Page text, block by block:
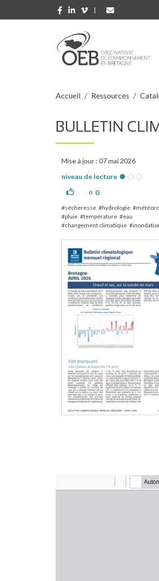
Aller au contenu principal
Fil d'Ariane
Accueil Ressources
BULLETIN
Mise à jour : 07 mai 2026
niveau de lecture
0 0
sécheresse hydrologie
pluie
température
eau
changement climatique